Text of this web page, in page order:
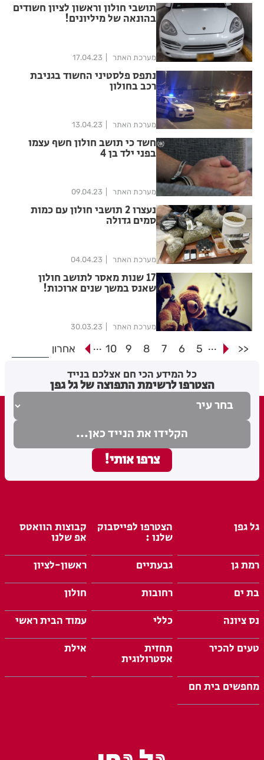
תושבי חולון וראשון לציון חשודים
בהונאה של מיליונים!
מערכת האתר 17.04.23
נתפס פלסטיני החשוד בגניבת
רכב בחולון
מערכת האתר 13.04.23
חשד כי תושב חולון חשף עצמו
בפני ילד בן 4
מערכת האתר 09.04.23
נעצרו 2 תושבי חולון עם כמות
סמים גדולה
מערכת האתר 04.04.23
17 שנות מאסר לתושב חולון
שאנס במשך שנים ארוכות!
מערכת האתר 30.03.23
<<
...
5
6
7
8
9
10
... אחרון
כל המידע הכי חם אצלכם בנייד
הצטרפו לרשימת התפוצה של גל גפן
גל גפן הצטרפו לפייסבוק
שלנו :
קבוצות הוואטס
אפ שלנו
רמת גן
גבעתיים
ראשון-לציון
בת ים
רחובות
חולון
נס ציונה
כללי
עמוד הבית ראשי
טעים להכיר
תחזית
אסטרולוגית
אילת
מחפשים בית חם